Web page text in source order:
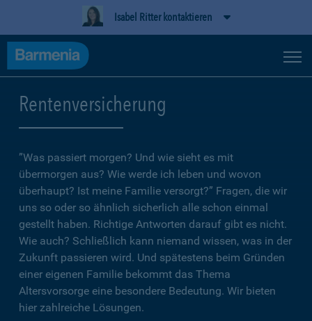
Isabel Ritter kontaktieren
Rentenversicherung
”Was passiert morgen? Und wie sieht es mit
übermorgen aus? Wie werde ich leben und wovon
überhaupt? Ist meine Familie versorgt?” Fragen, die wir
uns so oder so ähnlich sicherlich alle schon einmal
gestellt haben. Richtige Antworten darauf gibt es nicht.
Wie auch? Schließlich kann niemand wissen, was in der
Zukunft passieren wird. Und spätestens beim Gründen
einer eigenen Familie bekommt das Thema
Altersvorsorge eine besondere Bedeutung. Wir bieten
hier zahlreiche Lösungen.